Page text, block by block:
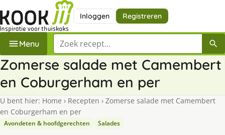
Inloggen Registreren
Menu Zoek een recept
Zomerse salade met Camembert
en Coburgerham en per
U bent hier: Home › Recepten › Zomerse salade met Camembert
en Coburgerham en per
Avondeten & hoofdgerechten Salades